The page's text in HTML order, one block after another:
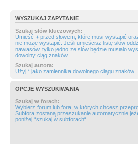
WYSZUKAJ ZAPYTANIE
Szukaj słów kluczowych:
Umieść + przed słowem, które musi wystąpić
nie może wystąpić. Jeśli umieścisz listę słów
nawiasów, tylko jedno ze słów będzie musiało
dowolny ciąg znaków.
Szukaj autora:
Użyj * jako zamiennika dowolnego ciągu znaków.
OPCJE WYSZUKIWANIA
Szukaj w forach:
Wybierz forum lub fora, w których chcesz
Subfora zostaną przeszukanie automatycznie
poniżej “szukaj w subforach“.